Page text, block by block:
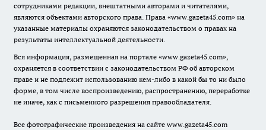
сотрудниками редакции, внештатными авторами и читателями,
являются объектами авторского права. Права «www.gazeta45.com» на
указанные материалы охраняются законодательством о правах на
результаты интеллектуальной деятельности.
Вся информация, размещенная на портале «www.gazeta45.com»,
охраняется в соответствии с законодательством РФ об авторском
праве и не подлежит использованию кем-либо в какой бы то ни было
форме, в том числе воспроизведению, распространению, переработке
не иначе, как с письменного разрешения правообладателя.
Все фотографические произведения на сайте www.gazeta45.com